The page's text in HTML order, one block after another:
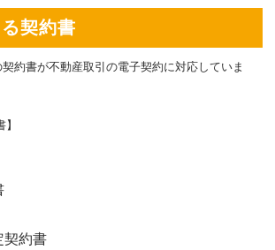
契約書
約書が不動産取引の電子契約に対応していま
契約書